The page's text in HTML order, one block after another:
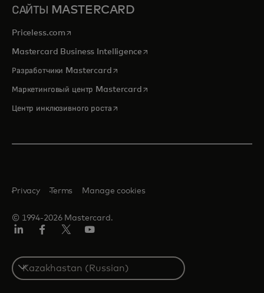
САЙТЫ MASTERCARD
Priceless.com opens in a new tab
Mastercard Business Intelligenceopens in a new tab
Разработчики Mastercardopens in a new tab
Маркетинговый центр Mastercardopens in a new tab
Центр инклюзивного ростаopens in a new tab
© 1994-2026 Mastercard.
Privacy Terms Manage cookies
Select
a
country